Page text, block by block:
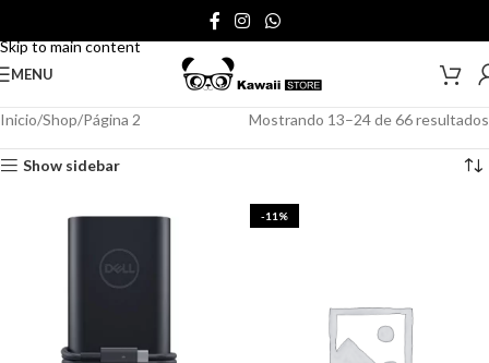
Skip to main content
MENU
Inicio Shop Página 2 Mostrando 13–24 de 66 resultados
Show sidebar
-11%